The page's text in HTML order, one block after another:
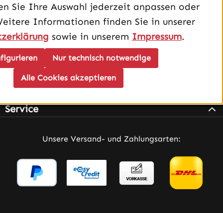
Service
Unsere Versand- und Zahlungsarten:
Sie Ihre Auswahl jederzeit anpassen oder
Informationen finden Sie in unserer
sowie in unserem Impressum.
Nur technisch notwendige
Alle Cookies akzeptieren